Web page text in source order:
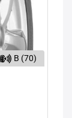
B (70)